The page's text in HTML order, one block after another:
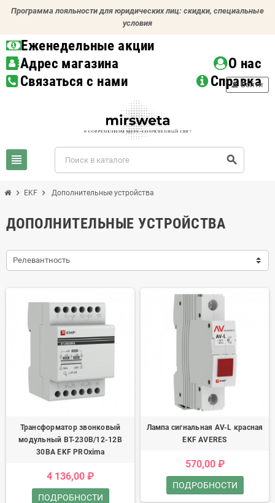
Программа лояльности для юридических лиц: скидки, специальные
условия
Еженедельные акции
Адрес магазина
О нас
Связаться с нами
Справка
view_headline search
person Войти
chevron_right EKF chevron_right Дополнительные устройства
ДОПОЛНИТЕЛЬНЫЕ УСТРОЙСТВА
Релевантность
Трансформатор звонковый
модульный BT-230В/12-12В
30ВА EKF PROxima
4 136,00 ₽
ПОДРОБНОСТИ
Лампа сигнальная AV-L красная
EKF AVERES
570,00 ₽
ПОДРОБНОСТИ